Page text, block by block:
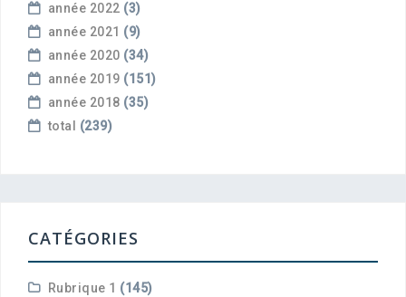
année 2022 (3)
année 2021 (9)
année 2020 (34)
année 2019 (151)
année 2018 (35)
total (239)
CATÉGORIES
Rubrique 1 (145)